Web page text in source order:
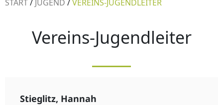
START/ JUGEND /VEREINS-JUGENDLEITER
Vereins-Jugendleiter
Stieglitz, Hannah